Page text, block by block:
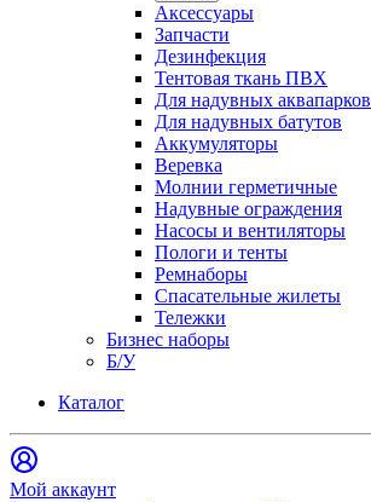
Аксессуары
Запчасти
Дезинфекция
Тентовая ткань ПВХ
Для надувных аквапарков
Для надувных батутов
Аккумуляторы
Веревка
Молнии герметичные
Надувные ограждения
Насосы и вентиляторы
Пологи и тенты
Ремнаборы
Спасательные жилеты
Тележки
Бизнес наборы
Б/У
Каталог
Мой аккаунт